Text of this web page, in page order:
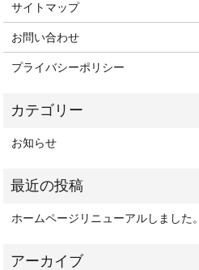
サイトマップ
お問い合わせ
プライバシーポリシー
お知らせ
ホームページリニューアルしました。